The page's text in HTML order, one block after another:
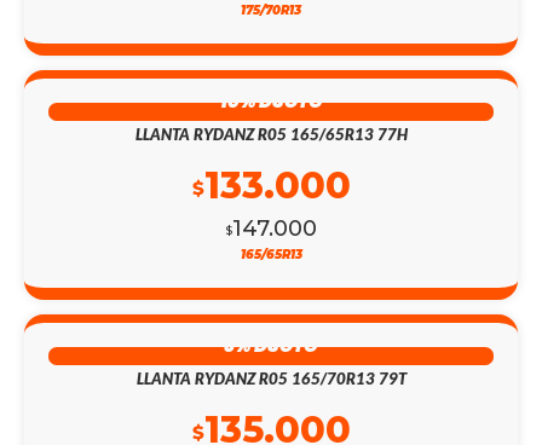
175/70R13
10% DSCTO
LLANTA RYDANZ R05 165/65R13 77H
$147.000
$133.000
165/65R13
3% DSCTO
LLANTA RYDANZ R05 165/70R13 79T
$135.000